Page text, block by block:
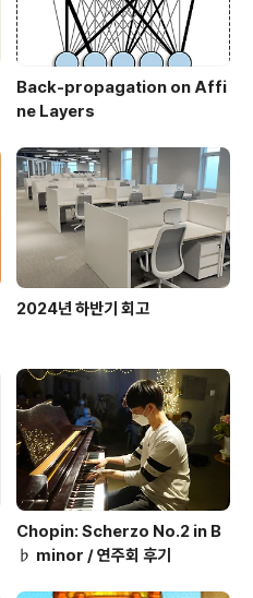
Back-propagation on Affi
ne Layers
2024년 하반기 회고
Chopin: Scherzo No.2 in B
♭ minor / 연주회 후기